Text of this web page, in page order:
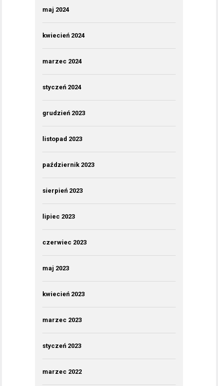
maj 2024
kwiecień 2024
marzec 2024
styczeń 2024
grudzień 2023
listopad 2023
październik 2023
sierpień 2023
lipiec 2023
czerwiec 2023
maj 2023
kwiecień 2023
marzec 2023
styczeń 2023
marzec 2022